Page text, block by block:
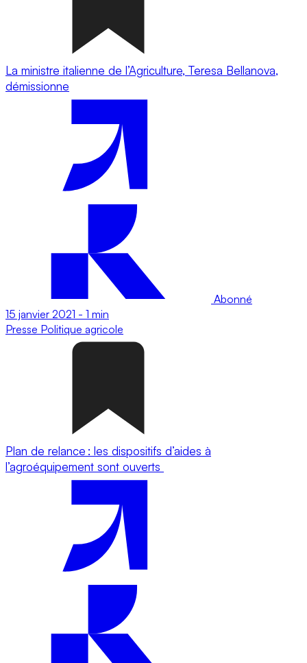
La ministre italienne de l’Agriculture, Teresa Bellanova,
démissionne
Abonné
15 janvier 2021 - 1 min
Presse Politique agricole
Plan de relance : les dispositifs d’aides à
l’agroéquipement sont ouverts